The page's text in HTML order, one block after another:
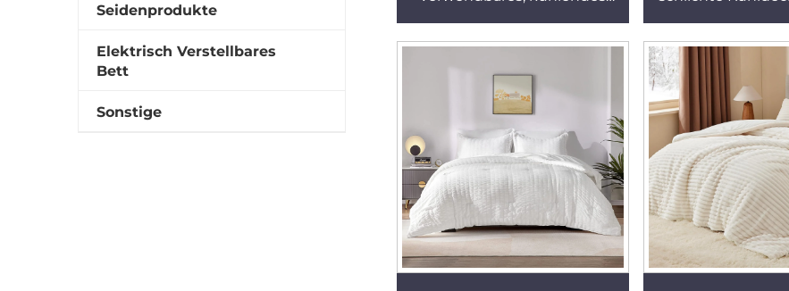
Seidenprodukte
Elektrisch Verstellbares
Bett
Sonstige
und
Nylon-